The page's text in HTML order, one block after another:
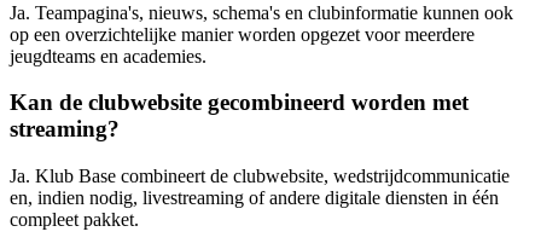
Ja. Teampagina's, nieuws, schema's en clubinformatie kunnen ook
op een overzichtelijke manier worden opgezet voor meerdere
jeugdteams en academies.
Kan de clubwebsite gecombineerd worden met
streaming?
Ja. Klub Base combineert de clubwebsite, wedstrijdcommunicatie
en, indien nodig, livestreaming of andere digitale diensten in één
compleet pakket.